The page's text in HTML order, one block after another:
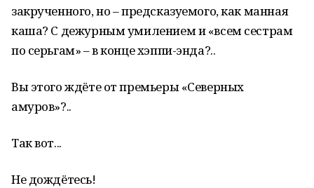
закрученного, но – предсказуемого, как манная
каша? С дежурным умилением и «всем сестрам
по серьгам» – в конце хэппи-энда?..
Вы этого ждёте от премьеры «Северных
амуров»?..
Так вот...
Не дождётесь!